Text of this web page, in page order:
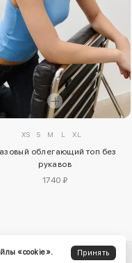
XS S M L XL
облегающий топ без
рукавов
1740 ₽
«cookie».
Принять